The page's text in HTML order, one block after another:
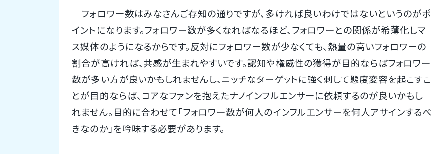
フォロワー数はみなさんご存知の通りですが、多ければ良いわけではないというのがポ
イントになります。フォロワー数が多くなればなるほど、フォロワーとの関係が希薄化しマ
ス媒体のようになるからです。反対にフォロワー数が少なくても、熱量の高いフォロワーの
割合が高ければ、共感が生まれやすいです。認知や権威性の獲得が目的ならばフォロワー
数が多い方が良いかもしれませんし、ニッチなターゲットに強く刺して態度変容を起こすこ
とが目的ならば、コアなファンを抱えたナノインフルエンサーに依頼するのが良いかもし
れません。目的に合わせて「フォロワー数が何人のインフルエンサーを何人アサインするべ
きなのか」を吟味する必要があります。